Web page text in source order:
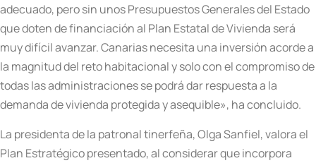
adecuado, pero sin unos Presupuestos Generales del Estado
que doten de financiación al Plan Estatal de Vivienda será
muy difícil avanzar. Canarias necesita una inversión acorde a
la magnitud del reto habitacional y solo con el compromiso de
todas las administraciones se podrá dar respuesta a la
demanda de vivienda protegida y asequible», ha concluido.
La presidenta de la patronal tinerfeña, Olga Sanfiel, valora el
Plan Estratégico presentado, al considerar que incorpora